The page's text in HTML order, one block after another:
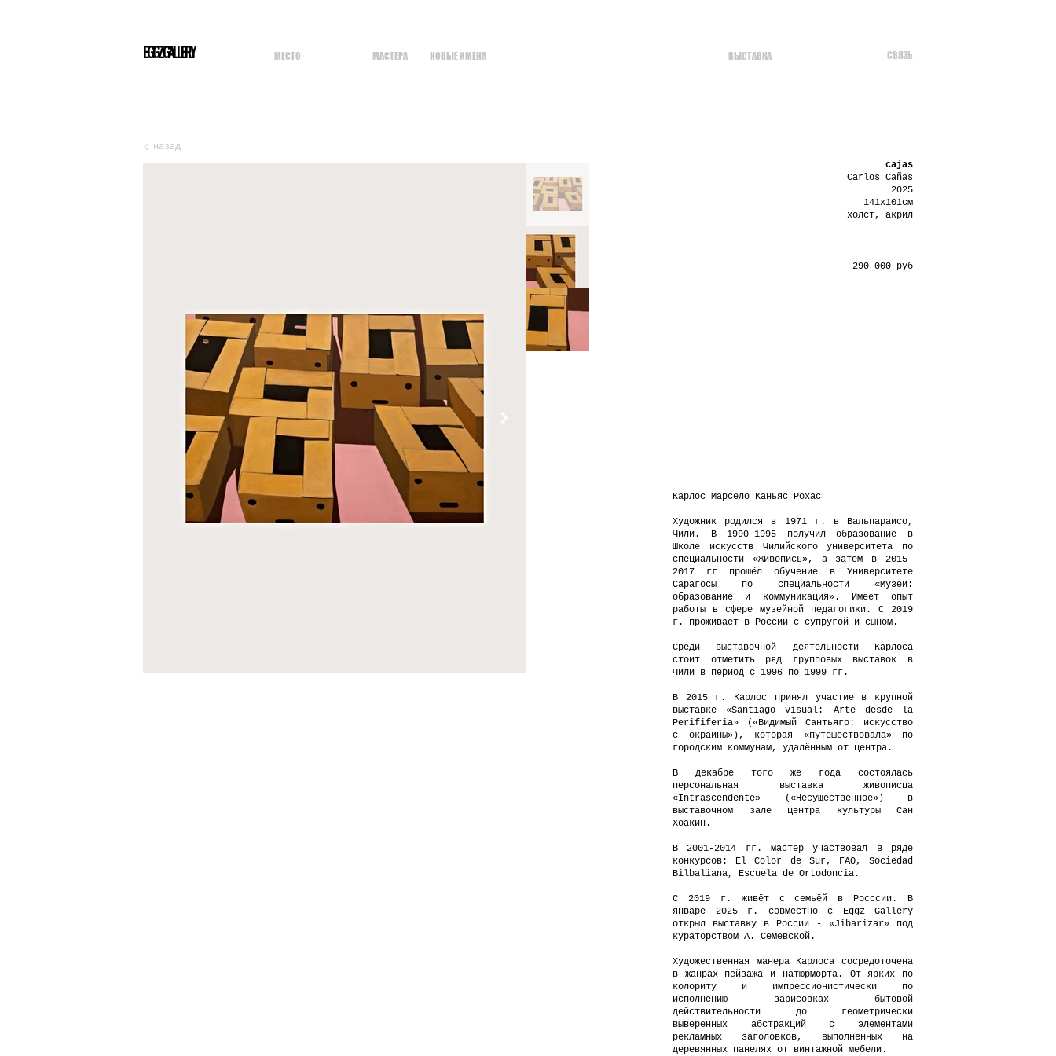
МАСТЕРА НОВЫЕ ИМЕНА
EGGZGALLERY МЕСТО ВЫСТАВКА СВЯЗЬ
назад
cajas
Carlos Cañas
2025
141х101см
холст, акрил
290 000 руб
Карлос Марсело Каньяс Рохас
Художник родился в 1971 г. в Вальпараисо,
Чили. В 1990-1995 получил образование в
Школе искусств Чилийского университета по
специальности «Живопись», а затем в 2015-
2017 гг прошёл обучение в Университете
Сарагосы по специальности «Музеи:
образование и коммуникация». Имеет опыт
работы в сфере музейной педагогики. С 2019
г. проживает в России с супругой и сыном.
Среди выставочной деятельности Карлоса
стоит отметить ряд групповых выставок в
Чили в период с 1996 по 1999 гг.
В 2015 г. Карлос принял участие в крупной
выставке «Santiago visual: Arte desde la
Perififeria» («Видимый Сантьяго: искусство
с окраины»), которая «путешествовала» по
городским коммунам, удалённым от центра.
В декабре того же года состоялась
персональная выставка живописца
«Intrascendente» («Несущественное») в
выставочном зале центра культуры Сан
Хоакин.
В 2001-2014 гг. мастер участвовал в ряде
конкурсов: El Color de Sur, FAO, Sociedad
Bilbaliana, Escuela de Ortodoncia.
С 2019 г. живёт с семьёй в Росссии. В
январе 2025 г. совместно с Eggz Gallery
открыл выставку в России - «Jibarizar» под
кураторством А. Семевской.
Художественная манера Карлоса сосредоточена
в жанрах пейзажа и натюрморта. От ярких по
колориту и импрессионистически по
исполнению зарисовках бытовой
действительности до геометрически
выверенных абстракций с элементами
рекламных заголовков, выполненных на
деревянных панелях от винтажной мебели.